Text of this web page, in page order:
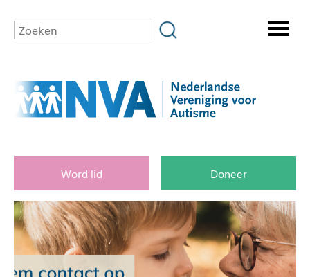
Word lid Doneer